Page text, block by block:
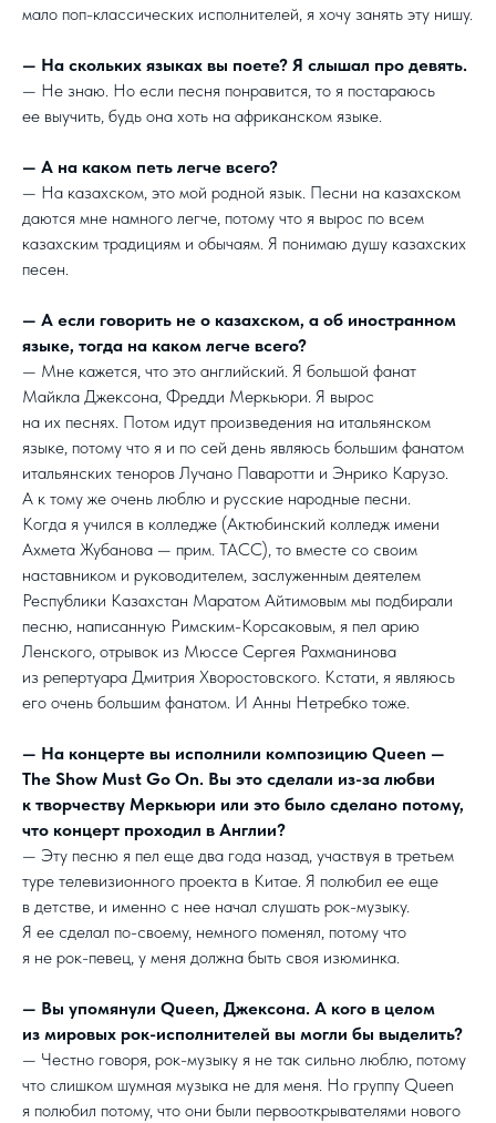
мало поп-классических исполнителей, я хочу занять эту нишу.
— На скольких языках вы поете? Я слышал про девять.
— Не знаю. Но если песня понравится, то я постараюсь
ее выучить, будь она хоть на африканском языке.
— А на каком петь легче всего?
— На казахском, это мой родной язык. Песни на казахском
даются мне намного легче, потому что я вырос по всем
казахским традициям и обычаям. Я понимаю душу казахских
песен.
— А если говорить не о казахском, а об иностранном
языке, тогда на каком легче всего?
— Мне кажется, что это английский. Я большой фанат
Майкла Джексона, Фредди Меркьюри. Я вырос
на их песнях. Потом идут произведения на итальянском
языке, потому что я и по сей день являюсь большим фанатом
итальянских теноров Лучано Паваротти и Энрико Карузо.
А к тому же очень люблю и русские народные песни.
Когда я учился в колледже (Актюбинский колледж имени
Ахмета Жубанова — прим. ТАСС), то вместе со своим
наставником и руководителем, заслуженным деятелем
Республики Казахстан Маратом Айтимовым мы подбирали
песню, написанную Римским-Корсаковым, я пел арию
Ленского, отрывок из Мюссе Сергея Рахманинова
из репертуара Дмитрия Хворостовского. Кстати, я являюсь
его очень большим фанатом. И Анны Нетребко тоже.
— На концерте вы исполнили композицию Queen —
The Show Must Go On. Вы это сделали из-за любви
к творчеству Меркьюри или это было сделано потому,
что концерт проходил в Англии?
— Эту песню я пел еще два года назад, участвуя в третьем
туре телевизионного проекта в Китае. Я полюбил ее еще
в детстве, и именно с нее начал слушать рок-музыку.
Я ее сделал по-своему, немного поменял, потому что
я не рок-певец, у меня должна быть своя изюминка.
— Вы упомянули Queen, Джексона. А кого в целом
из мировых рок-исполнителей вы могли бы выделить?
— Честно говоря, рок-музыку я не так сильно люблю, потому
что слишком шумная музыка не для меня. Но группу Queen
я полюбил потому, что они были первооткрывателями нового